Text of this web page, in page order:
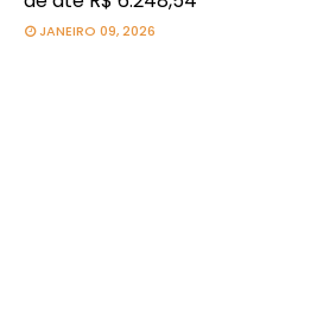
JANEIRO 09, 2026